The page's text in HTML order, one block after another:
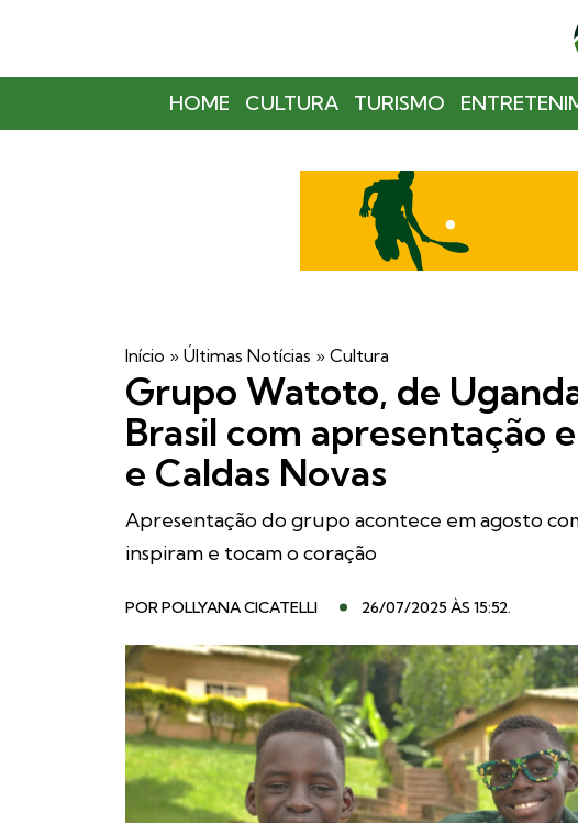
HOME CULTURA TURISMO
Início » Últimas Notícias » Cultura
Grupo Watoto, de
Brasil com apresentação
e Caldas Novas
Apresentação do grupo acontece em agosto
inspiram e tocam o coração
PORPOLLYANA CICATELLI 26/07/2025 ÀS 15:52.